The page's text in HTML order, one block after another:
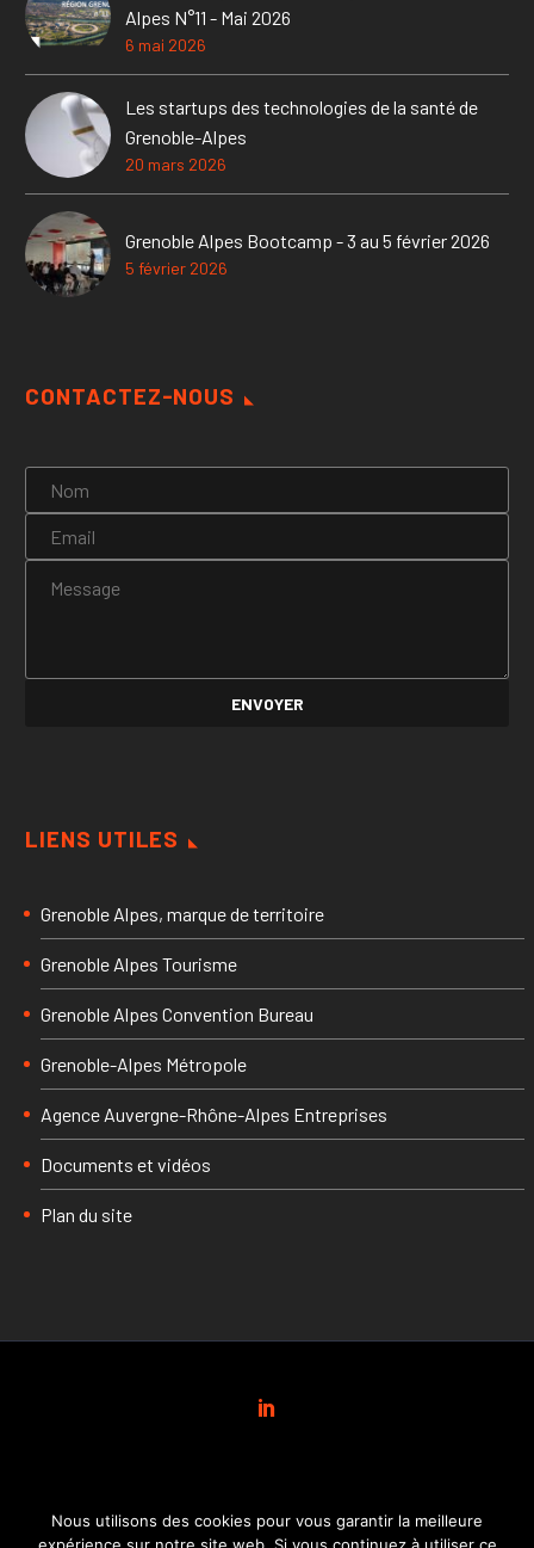
Alpes N°11 - Mai 2026
6 mai 2026
Les startups des technologies de la santé de
Grenoble-Alpes
20 mars 2026
Grenoble Alpes Bootcamp - 3 au 5 février 2026
5 février 2026
CONTACTEZ-NOUS
LIENS UTILES
Grenoble Alpes, marque de territoire
Grenoble Alpes Tourisme
Grenoble Alpes Convention Bureau
Grenoble-Alpes Métropole
Agence Auvergne-Rhône-Alpes Entreprises
Documents et vidéos
Plan du site
Nous utilisons des cookies pour vous garantir la meilleure